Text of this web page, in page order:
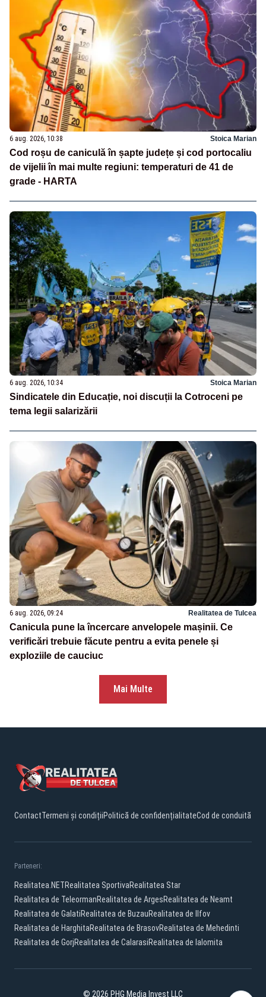
6 aug. 2026, 10:38 Stoica Marian
Cod roșu de caniculă în șapte județe și cod portocaliu
de vijelii în mai multe regiuni: temperaturi de 41 de
grade - HARTA
6 aug. 2026, 10:34 Stoica Marian
Sindicatele din Educație, noi discuții la Cotroceni pe
tema legii salarizării
6 aug. 2026, 09:24 Realitatea de Tulcea
Canicula pune la încercare anvelopele mașinii. Ce
verificări trebuie făcute pentru a evita penele și
exploziile de cauciuc
Mai Multe
ContactTermeni și condițiiPolitică de confidențialitateCod de conduită
Parteneri:
Realitatea.NETRealitatea SportivaRealitatea Star
Realitatea de TeleormanRealitatea de ArgesRealitatea de Neamt
Realitatea de GalatiRealitatea de BuzauRealitatea de Ilfov
Realitatea de HarghitaRealitatea de BrasovRealitatea de Mehedinti
Realitatea de GorjRealitatea de CalarasiRealitatea de Ialomita
© 2026 PHG Media Invest LLC